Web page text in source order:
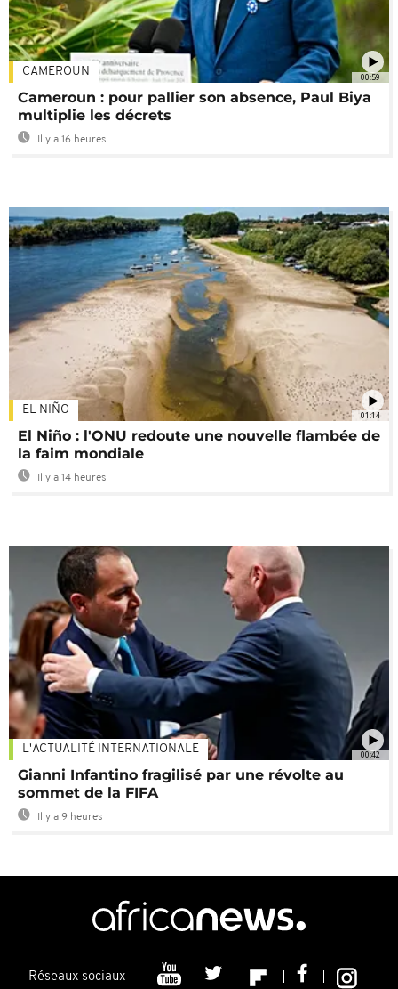
00:59
CAMEROUN
Cameroun : pour pallier son absence, Paul Biya
multiplie les décrets
Il y a 16 heures
01:14
EL NIÑO
El Niño : l'ONU redoute une nouvelle flambée de
la faim mondiale
Il y a 14 heures
00:42
L'ACTUALITÉ INTERNATIONALE
Gianni Infantino fragilisé par une révolte au
sommet de la FIFA
Il y a 9 heures
Réseaux sociaux